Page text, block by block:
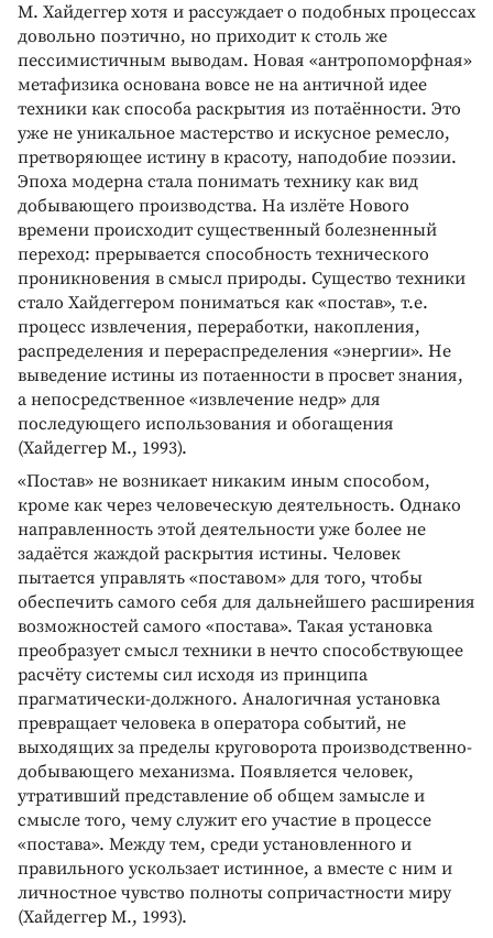
М. Хайдеггер хотя и рассуждает о подобных процессах
довольно поэтично, но приходит к столь же
пессимистичным выводам. Новая «антропоморфная»
метафизика основана вовсе не на античной идее
техники как способа раскрытия из потаённости. Это
уже не уникальное мастерство и искусное ремесло,
претворяющее истину в красоту, наподобие поэзии.
Эпоха модерна стала понимать технику как вид
добывающего производства. На излёте Нового
времени происходит существенный болезненный
переход: прерывается способность технического
проникновения в смысл природы. Существо техники
стало Хайдеггером пониматься как «постав», т.е.
процесс извлечения, переработки, накопления,
распределения и перераспределения «энергии». Не
выведение истины из потаенности в просвет знания,
а непосредственное «извлечение недр» для
последующего использования и обогащения
(Хайдеггер М., 1993).
«Постав» не возникает никаким иным способом,
кроме как через человеческую деятельность. Однако
направленность этой деятельности уже более не
задаётся жаждой раскрытия истины. Человек
пытается управлять «поставом» для того, чтобы
обеспечить самого себя для дальнейшего расширения
возможностей самого «постава». Такая установка
преобразует смысл техники в нечто способствующее
расчёту системы сил исходя из принципа
прагматически-должного. Аналогичная установка
превращает человека в оператора событий, не
выходящих за пределы круговорота производственно-
добывающего механизма. Появляется человек,
утративший представление об общем замысле и
смысле того, чему служит его участие в процессе
«постава». Между тем, среди установленного и
правильного ускользает истинное, а вместе с ним и
личностное чувство полноты сопричастности миру
(Хайдеггер М., 1993).